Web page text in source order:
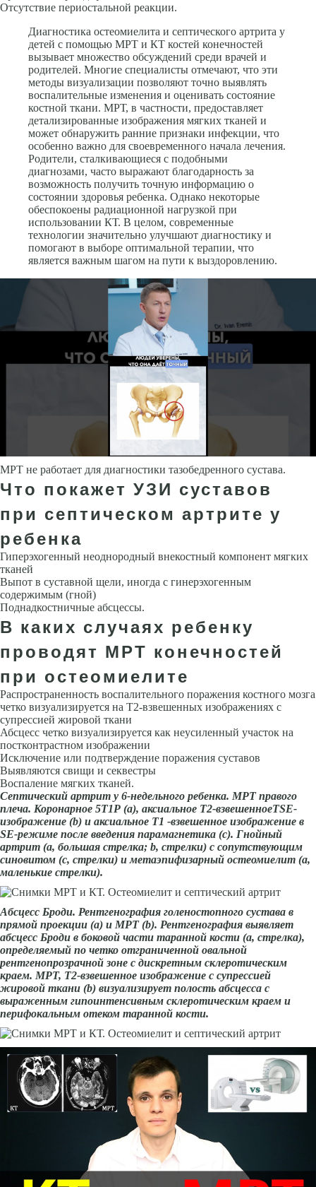
Отсутствие периостальной реакции.
Диагностика остеомиелита и септического артрита у
детей с помощью МРТ и КТ костей конечностей
вызывает множество обсуждений среди врачей и
родителей. Многие специалисты отмечают, что эти
методы визуализации позволяют точно выявлять
воспалительные изменения и оценивать состояние
костной ткани. МРТ, в частности, предоставляет
детализированные изображения мягких тканей и
может обнаружить ранние признаки инфекции, что
особенно важно для своевременного начала лечения.
Родители, сталкивающиеся с подобными
диагнозами, часто выражают благодарность за
возможность получить точную информацию о
состоянии здоровья ребенка. Однако некоторые
обеспокоены радиационной нагрузкой при
использовании КТ. В целом, современные
технологии значительно улучшают диагностику и
помогают в выборе оптимальной терапии, что
является важным шагом на пути к выздоровлению.
МРТ не работает для диагностики тазобедренного сустава.
Что покажет УЗИ суставов
при септическом артрите у
ребенка
Гиперэхогенный неоднородный внекостный компонент мягких
тканей
Выпот в суставной щели, иногда с гинерэхогенным
содержимым (гной)
Поднадкостничные абсцессы.
В каких случаях ребенку
проводят МРТ конечностей
при остеомиелите
Распространенность воспалительного поражения костного мозга
четко визуализируется на Т2-взвешенных изображениях с
супрессией жировой ткани
Абсцесс четко визуализируется как неусиленный участок на
пост­контрастном изображении
Исключение или подтверждение поражения суставов
Выявляются свищи и секвестры
Воспаление мягких тканей.
Септический артрит у 6-недельного ребенка. МРТ правого
плеча. Коронарное 5Т1Р (а), аксиальное Т2-взвешенноеТSЕ-
изображение (b) и ак­сиальное Т1 -взвешенное изображение в
SЕ-режиме после введения парамагнетика (с). Гнойный
артрит (а, большая стрелка; b, стрелки) с сопутствующим
синовитом (с, стрелки) и метаэпифизарный остеомие­лит (а,
маленькие стрелки).
Абсцесс Броди. Рентгенография голеностопного сустава в
прямой проек­ции (а) и МРТ (b). Рентгенография выявляет
абсцесс Броди в боковой части таранной ко­сти (а, стрелка),
определяемый по четко отграниченной овальной
рентгенопрозрачной зоне с дискретным склеротическим
краем. МРТ, Т2-взвешенное изображение с супрессией
жировой ткани (b) визуализирует полость абсцесса с
выраженным гипоинтенсивным скле­ротическим краем и
перифокальным отеком таранной кости.